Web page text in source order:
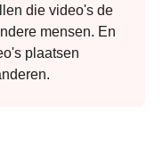
die video's de
mensen. En
plaatsen